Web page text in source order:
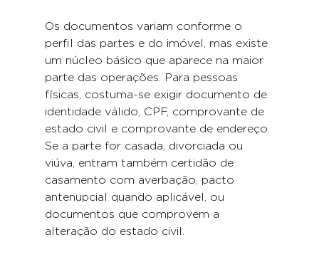
Os documentos variam conforme o
perfil das partes e do imóvel, mas existe
um núcleo básico que aparece na maior
parte das operações. Para pessoas
físicas, costuma-se exigir documento de
identidade válido, CPF, comprovante de
estado civil e comprovante de endereço.
Se a parte for casada, divorciada ou
viúva, entram também certidão de
casamento com averbação, pacto
antenupcial quando aplicável, ou
documentos que comprovem a
alteração do estado civil.